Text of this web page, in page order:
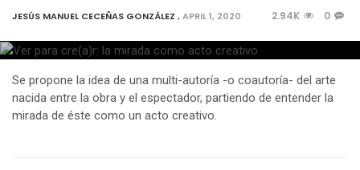
JESÚS MANUEL CECEÑAS GONZÁLEZ ,APRIL 1, 2020 2.94K 0
Se propone la idea de una multi-autoría -o coautoría- del arte
nacida entre la obra y el espectador, partiendo de entender la
mirada de éste como un acto creativo.